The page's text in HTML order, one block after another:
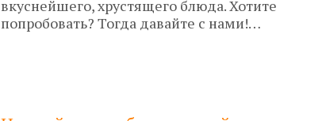
вкуснейшего, хрустящего блюда. Хотите
попробовать? Тогда давайте с нами!…